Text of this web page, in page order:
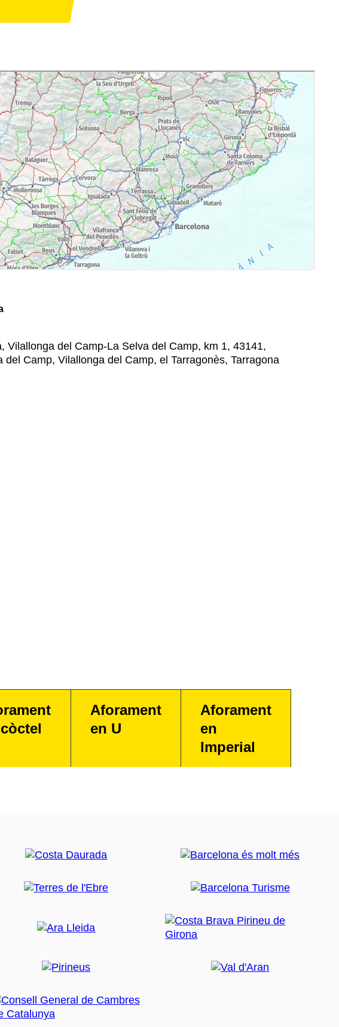
Vilallonga del Camp-La Selva del Camp, km 1, 43141,
del Camp, Vilallonga del Camp, el Tarragonès, Tarragona
Aforament
en U
Aforament
en
Imperial